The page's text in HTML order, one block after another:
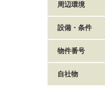
周辺環境
設備・条件
物件番号
自社物